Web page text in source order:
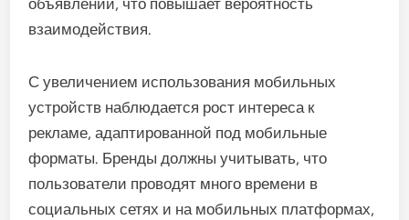
взаимодействия.
С увеличением использования мобильных
устройств наблюдается рост интереса к
рекламе, адаптированной под мобильные
форматы. Бренды должны учитывать, что
пользователи проводят много времени в
социальных сетях и на мобильных платформах,